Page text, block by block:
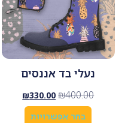
נעלי בד אננסים
₪400.00
₪330.00
בחר אפשרויות